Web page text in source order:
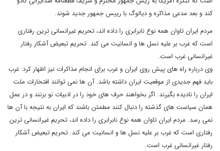
کند و بعد مدعی مذاکره و دیالوگ با رییس جمهور جدید شوند.
مردم ایران تاوان همه نوع نابرابری را داده اند، تحریم غیرانسانی ترین رفتاری
است که غرب بر علیه نسل ها و انسانیت می کند. تحریم تبعیض آشکار رفتار
غیرانسانی غرب است.
وی درباره راه های پیش روی ایران و غرب برای انجام مذاکرات نیز اظهار کرد: غرب
باید فهم جدیدی از موقعیت ایران داشته باشد. آن ها نمی توانند افتخارات ملت
ایران را نادیده بگیرند. اگر بخواهند حرف های خود را در ادبیات نو بزنند و در عمل
همان سیاست های گذشته را دنبال کنند مطمئن باشند که ایران به نتیجه با آن ها
نمی رسد. مردم ایران تاوان همه نوع نابرابری را داده اند، تحریم غیرانسانی ترین
رفتاری است که غرب بر علیه نسل ها و انسانیت می کند. تحریم تبعیض آشکار
رفتار غیرانسانی غرب است.